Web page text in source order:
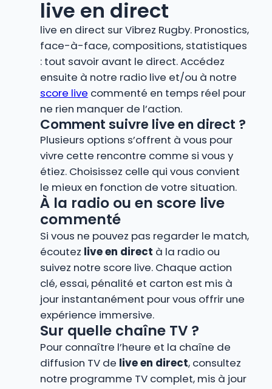
live en direct
live en direct sur Vibrez Rugby. Pronostics,
face-à-face, compositions, statistiques
: tout savoir avant le direct. Accédez
ensuite à notre radio live et/ou à notre
score live commenté en temps réel pour
ne rien manquer de l’action.
Comment suivre live en direct ?
Plusieurs options s’offrent à vous pour
vivre cette rencontre comme si vous y
étiez. Choisissez celle qui vous convient
le mieux en fonction de votre situation.
À la radio ou en score live
commenté
Si vous ne pouvez pas regarder le match,
écoutez live en direct à la radio ou
suivez notre score live. Chaque action
clé, essai, pénalité et carton est mis à
jour instantanément pour vous offrir une
expérience immersive.
Sur quelle chaîne TV ?
Pour connaître l’heure et la chaîne de
diffusion TV de live en direct, consultez
notre programme TV complet, mis à jour